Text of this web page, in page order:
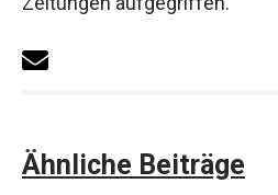
Ähnliche Beiträge